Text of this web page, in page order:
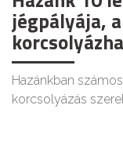
jégpályája,
Hazánkban
korcsolyázás